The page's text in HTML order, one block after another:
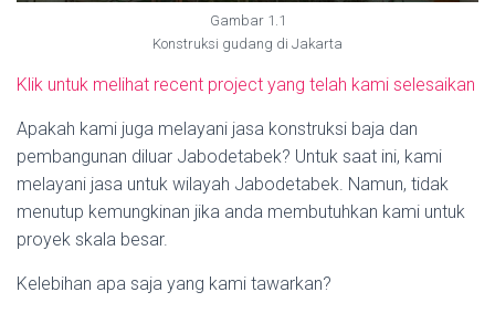
Gambar 1.1
Konstruksi gudang di Jakarta
Klik untuk melihat recent project yang telah kami selesaikan
Apakah kami juga melayani jasa konstruksi baja dan
pembangunan diluar Jabodetabek? Untuk saat ini, kami
melayani jasa untuk wilayah Jabodetabek. Namun, tidak
menutup kemungkinan jika anda membutuhkan kami untuk
proyek skala besar.
Kelebihan apa saja yang kami tawarkan?